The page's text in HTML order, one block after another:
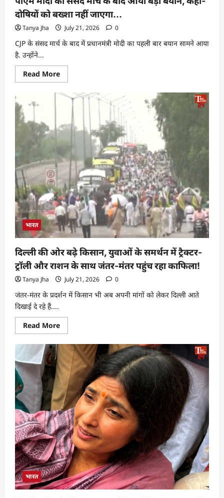
दोषियों को बख्शा नहीं जाएगा…
Tanya Jha July 21, 2026 0
CJP के संसद मार्च के बाद में प्रधानमंत्री मोदी का पहली बार बयान सामने आया
है. उन्होंने...
Read More
भारत
दिल्ली की ओर बढ़े किसान, युवाओं के समर्थन में ट्रैक्टर-
ट्रॉली और राशन के साथ जंतर-मंतर पहुंच रहा काफिला!
Tanya Jha July 21, 2026 0
जंतर-मंतर के प्रदर्शन में किसान भी अब अपनी मांगों को लेकर दिल्ली आते
दिखाई दे रहे हैं....
Read More
भारत